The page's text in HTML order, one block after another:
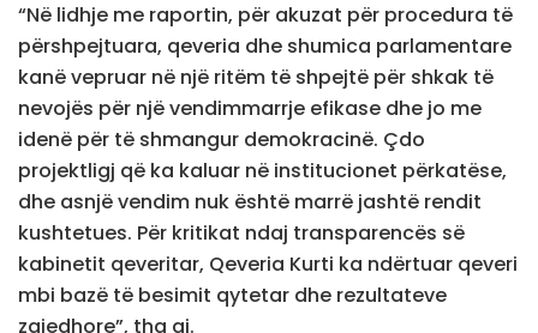
“Në lidhje me raportin, për akuzat për procedura të
përshpejtuara, qeveria dhe shumica parlamentare
kanë vepruar në një ritëm të shpejtë për shkak të
nevojës për një vendimmarrje efikase dhe jo me
idenë për të shmangur demokracinë. Çdo
projektligj që ka kaluar në institucionet përkatëse,
dhe asnjë vendim nuk është marrë jashtë rendit
kushtetues. Për kritikat ndaj transparencës së
kabinetit qeveritar, Qeveria Kurti ka ndërtuar qeveri
mbi bazë të besimit qytetar dhe rezultateve
zgjedhore”, tha ai.